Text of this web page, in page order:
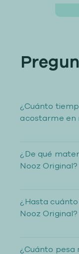
¿Cuánto
acostarme en
¿De qué
Nooz Original?
¿Hasta
Nooz Original?
¿Cuánto pesa